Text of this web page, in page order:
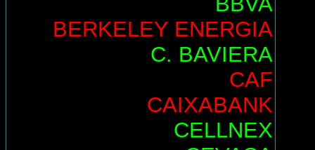
BERKELEY ENERGIA
C. BAVIERA
CAF
CAIXABANK
CELLNEX